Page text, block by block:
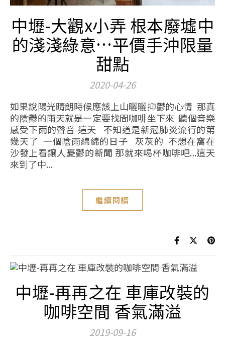
中壢-大觀x小弄 根本廢墟中
的淺淺綠意…平價手沖限量
甜點
2020-04-26
如果說陽光晴朗時候應該上山曬曬抑鬱的心情 那真
的陰鬱的雨天就是一定要找間咖啡坐下來 聽個音樂
感受下雨的聲音 這天 不知道是新冠肺炎流行的第
幾天了 一個陰雨綿綿的日子 灰灰的 不想在窩在
沙發上看讓人憂鬱的新聞 那就來喝杯咖啡吧...這天
來到了中...
繼續閱讀
中壢-再再之在 車庫改裝的
咖啡空間 香氣滿溢
2019-09-16